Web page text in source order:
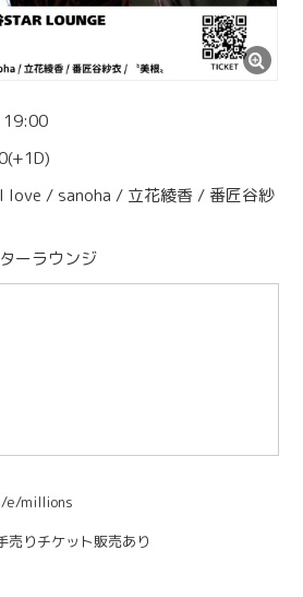
/ sanoha / 立花綾香 / 番匠谷紗
ーラウンジ
e/millions
りチケット販売あり